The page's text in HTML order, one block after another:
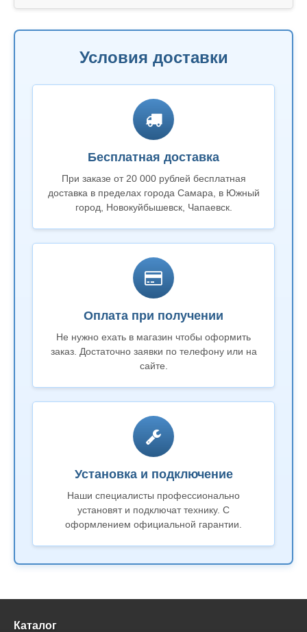
Условия доставки
Бесплатная доставка
При заказе от 20 000 рублей бесплатная
доставка в пределах города Самара, в Южный
город, Новокуйбышевск, Чапаевск.
Оплата при получении
Не нужно ехать в магазин чтобы оформить
заказ. Достаточно заявки по телефону или на
сайте.
Установка и подключение
Наши специалисты профессионально
установят и подключат технику. С
оформлением официальной гарантии.
Каталог